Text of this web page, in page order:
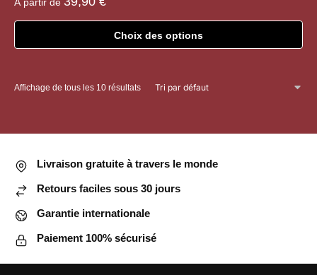
Choix des options
a
options
être
choisies
la
page
Affichage de tous les 10 résultats
Livraison gratuite à travers le monde
Retours faciles sous 30 jours
Garantie internationale
Paiement 100% sécurisé